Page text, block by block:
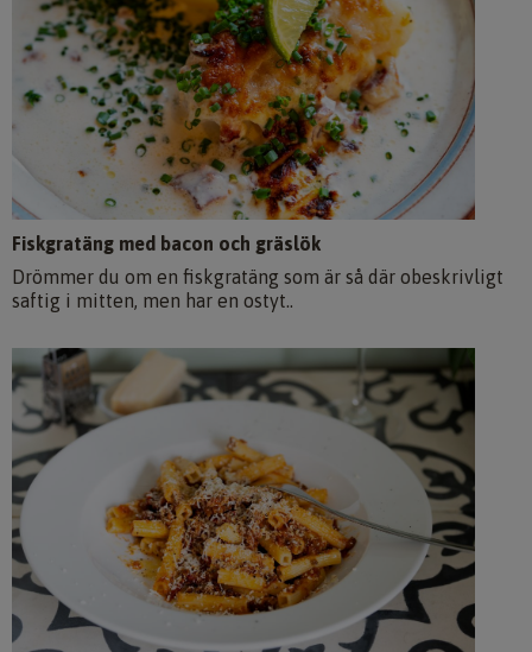
Fiskgratäng med bacon och gräslök
Drömmer du om en fiskgratäng som är så där obeskrivligt
saftig i mitten, men har en ostyt..